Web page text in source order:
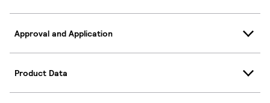
Approval and Application
Product Data